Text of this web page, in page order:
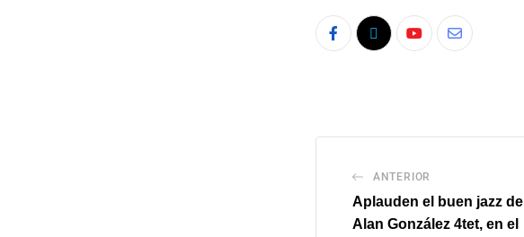
ANTERIOR
Aplauden el buen jazz del
Alan González 4tet, en el